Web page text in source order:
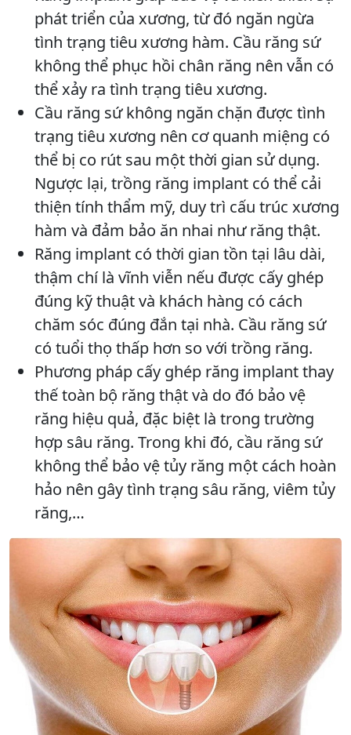
phát triển của xương, từ đó ngăn ngừa
tình trạng tiêu xương hàm. Cầu răng sứ
không thể phục hồi chân răng nên vẫn có
thể xảy ra tình trạng tiêu xương.
Cầu răng sứ không ngăn chặn được tình
trạng tiêu xương nên cơ quanh miệng có
thể bị co rút sau một thời gian sử dụng.
Ngược lại, trồng răng implant có thể cải
thiện tính thẩm mỹ, duy trì cấu trúc xương
hàm và đảm bảo ăn nhai như răng thật.
Răng implant có thời gian tồn tại lâu dài,
thậm chí là vĩnh viễn nếu được cấy ghép
đúng kỹ thuật và khách hàng có cách
chăm sóc đúng đắn tại nhà. Cầu răng sứ
có tuổi thọ thấp hơn so với trồng răng.
Phương pháp cấy ghép răng implant thay
thế toàn bộ răng thật và do đó bảo vệ
răng hiệu quả, đặc biệt là trong trường
hợp sâu răng. Trong khi đó, cầu răng sứ
không thể bảo vệ tủy răng một cách hoàn
hảo nên gây tình trạng sâu răng, viêm tủy
răng,…